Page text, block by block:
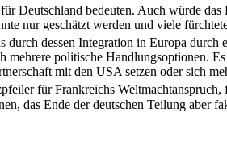
Deutschland bedeuten. Auch würde
nur geschätzt werden und viele
dessen Integration in Europa durch
politische Handlungsoptionen.
mit den USA setzen oder sich
für Frankreichs Weltmachtanspruch,
das Ende der deutschen Teilung aber